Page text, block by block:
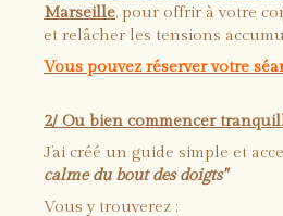
Marseille, pour offrir à votre
et relâcher les tensions
Vous pouvez réserver votre
2/ Ou bien commencer
J’ai créé un guide simple et
calme du bout des doigts"
Vous y trouverez :